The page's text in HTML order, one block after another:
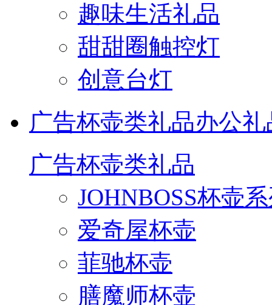
趣味生活礼品
甜甜圈触控灯
创意台灯
广告杯壶类礼品办公礼
广告杯壶类礼品
JOHNBOSS杯壶
爱奇屋杯壶
菲驰杯壶
膳魔师杯壶